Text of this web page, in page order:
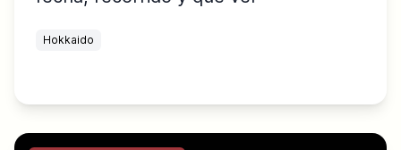
Hokkaido